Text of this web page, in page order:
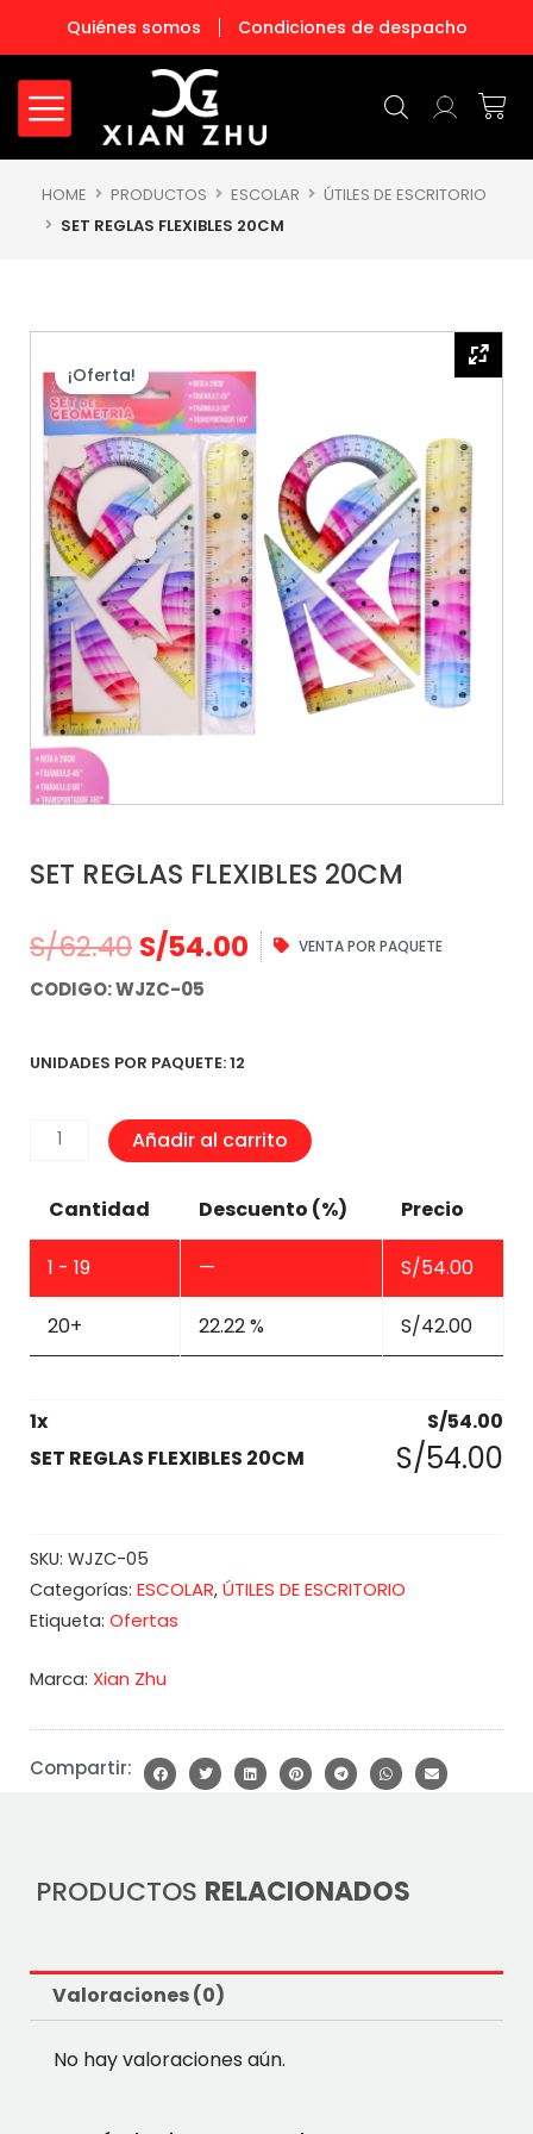
contenido
Quiénes somos Condiciones de despacho
HOME PRODUCTOS ESCOLAR
ÚTILES DE ESCRITORIO
SET REGLAS FLEXIBLES 20CM
¡Oferta!
SET REGLAS FLEXIBLES 20CM
S/62.40 S/54.00 VENTA POR PAQUETE
CODIGO: WJZC-05
UNIDADES POR PAQUETE: 12
SET
FLEXIBLES
cantidad
Añadir al carrito
Cantidad Descuento (%) Precio
1 - 19 — S/54.00
20+ 22.22 % S/42.00
1x S/54.00
SET REGLAS FLEXIBLES 20CM
S/54.00
SKU: WJZC-05
Categorías: ESCOLAR, ÚTILES DE ESCRITORIO
Etiqueta: Ofertas
Marca: Xian Zhu
Compartir:
PRODUCTOS RELACIONADOS
Valoraciones (0)
No hay valoraciones aún.